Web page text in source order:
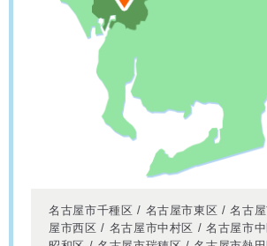
名古屋市千種区 / 名古屋市東区 / 名古
屋市西区 / 名古屋市中村区 / 名古屋市